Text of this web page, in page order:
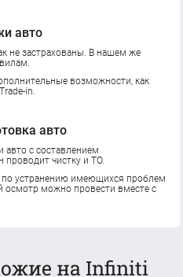
авто
не застрахованы. В нашем же
возможности, как
in.
авто
с составлением
проводит чистку и ТО.
устранению имеющихся проблем
осмотр можно провести вместе с
на Infiniti